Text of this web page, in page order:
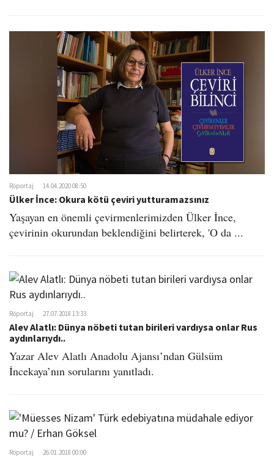
Röportaj 14.04.2020 08:50
Ülker İnce: Okura kötü çeviri yutturamazsınız
Yaşayan en önemli çevirmenlerimizden Ülker İnce,
çevirinin okurundan beklendiğini belirterek, 'O da ...
Röportaj 27.07.2018 13:33
Alev Alatlı: Dünya nöbeti tutan birileri vardıysa onlar Rus
aydınlarıydı..
Yazar Alev Alatlı Anadolu Ajansı’ndan Gülsüm
İncekaya’nın sorularını yanıtladı.
Röportaj 26.01.2018 00:00